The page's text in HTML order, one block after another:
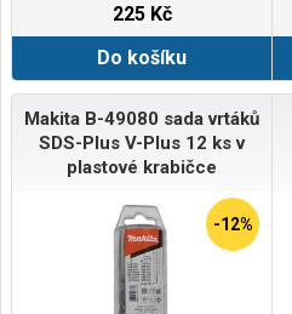
225 Kč
Do košíku
Makita B-49080 sada vrtáků
SDS-Plus V-Plus 12 ks v
plastové krabičce
-12%